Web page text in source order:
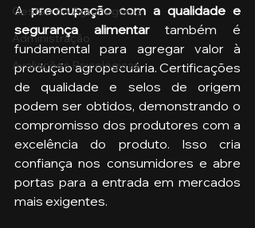
Gestão do Agronegócio
Administração
Avaliações Psicológicas
A preocupação com a qualidade e
segurança alimentar também é
fundamental para agregar valor à
produção agropecuária. Certificações
de qualidade e selos de origem
podem ser obtidos, demonstrando o
compromisso dos produtores com a
excelência do produto. Isso cria
confiança nos consumidores e abre
portas para a entrada em mercados
mais exigentes.